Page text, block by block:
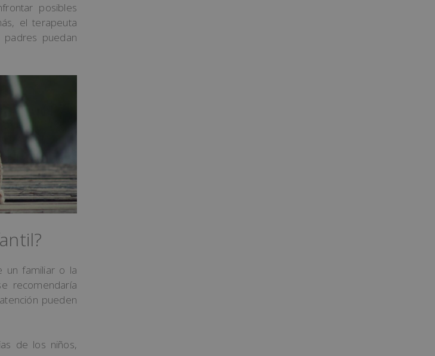
posibles
el terapeuta
puedan
un familiar o la
recomendaría
pueden
de los niños,